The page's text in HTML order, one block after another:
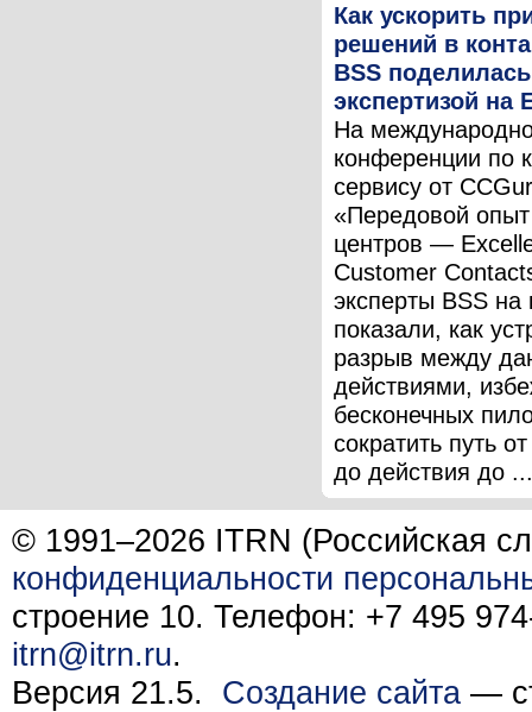
Как ускорить
решений в
BSS поделилась
экспертизой на
На
конференции по
сервису от
«Передовой опыт
центров —
Customer
эксперты BSS на
показали, как
разрыв между
действиями,
бесконечных
сократить путь
до действия до ...
© 1991–2026 ITRN (Российская
конфиденциальности
строение 10. Телефон: +7 495
itrn@itrn.ru.
Версия 21.5. Создание сайта —